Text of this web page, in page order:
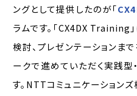
ングとして提供したのが「
ラムです。「CX4DX
検討、プレゼンテーションま
ークで進めていただく実践型
す。NTTコミュニケーション